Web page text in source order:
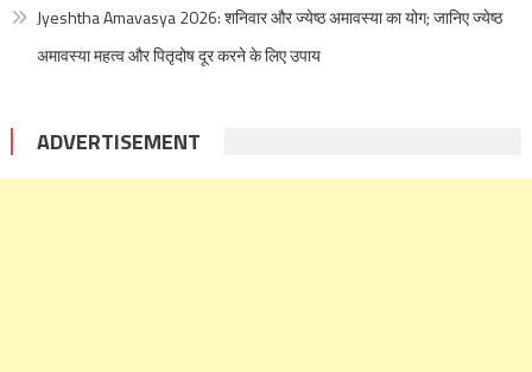
Jyeshtha Amavasya 2026: शनिवार और ज्येष्ठ अमावस्या का योग; जानिए ज्येष्ठ
अमावस्या महत्व और पितृदोष दूर करने के लिए उपाय
ADVERTISEMENT